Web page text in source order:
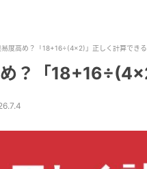
易度高め？「18+16÷(4×2)」正しく計算でき
？「